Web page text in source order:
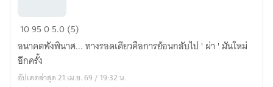
ไป
ย้อน
เวลา...ผ่า
อนาคต
109505.0 (5)
อนาคตพังพินาศ... ทางรอดเดียวคือการย้อนกลับไป ' ผ่า ' มันใหม่
อีกครั้ง
อัปเดตล่าสุด 21 เม.ย. 69 / 19:32 น.